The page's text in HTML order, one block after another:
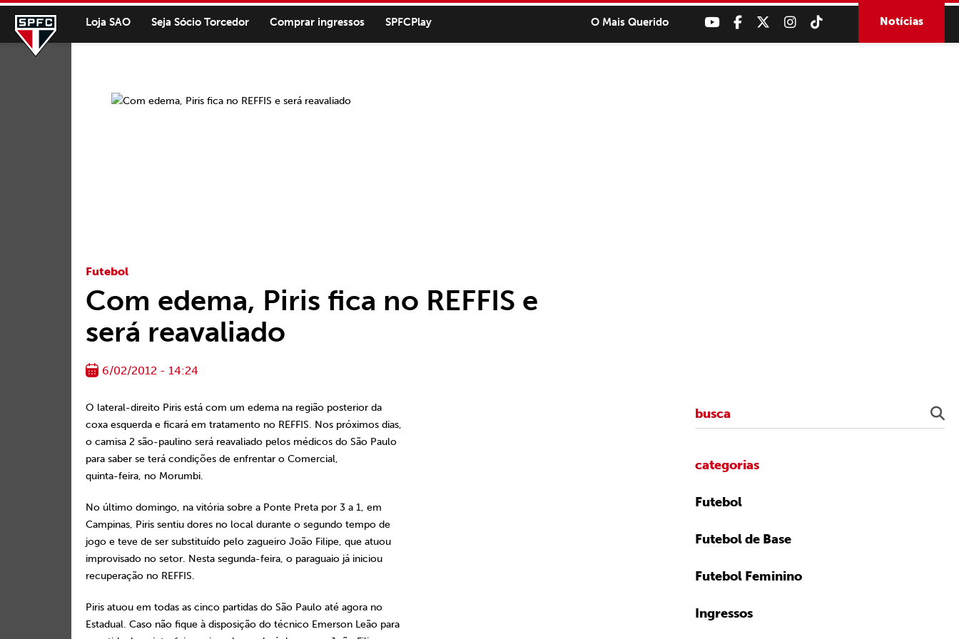
Loja SAO Seja Sócio Torcedor Comprar ingressos SPFCPlay O Mais Querido Notícias
Futebol
Com edema, Piris fica no REFFIS e
será reavaliado
6/02/2012 - 14:24
O lateral-direito Piris está com um edema na região posterior da
coxa esquerda e ficará em tratamento no REFFIS. Nos próximos dias,
o camisa 2 são-paulino será reavaliado pelos médicos do São Paulo
para saber se terá condições de enfrentar o Comercial,
quinta-feira, no Morumbi.
No último domingo, na vitória sobre a Ponte Preta por 3 a 1, em
Campinas, Piris sentiu dores no local durante o segundo tempo de
jogo e teve de ser substituído pelo zagueiro João Filipe, que atuou
improvisado no setor. Nesta segunda-feira, o paraguaio já iniciou
recuperação no REFFIS.
Piris atuou em todas as cinco partidas do São Paulo até agora no
Estadual. Caso não fique à disposição do técnico Emerson Leão para
categorias
Futebol
Futebol de Base
Futebol Feminino
Ingressos